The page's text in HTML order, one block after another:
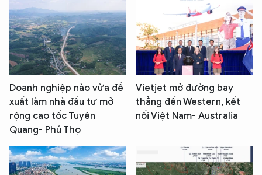
Doanh nghiệp nào vừa đề
xuất làm nhà đầu tư mở
rộng cao tốc Tuyên
Quang- Phú Thọ
Vietjet mở đường bay
thẳng đến Western, kết
nối Việt Nam- Australia